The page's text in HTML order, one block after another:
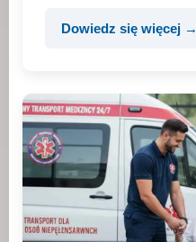
Dowiedz się więcej →